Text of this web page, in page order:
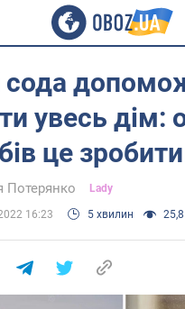
сода
увесь дім:
це зробити
Потерянко Lady
16:23 5 хвилин 25,8